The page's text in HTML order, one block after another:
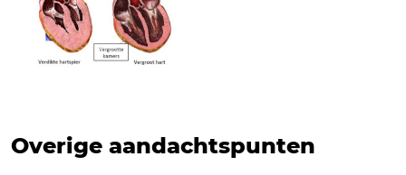
Overige aandachtspunten